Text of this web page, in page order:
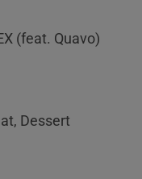
(feat. Quavo)
Dessert